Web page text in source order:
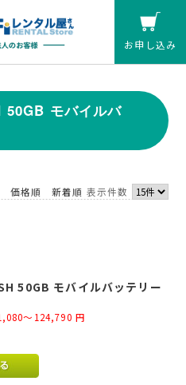
お申し込み
まマイページ
トカード払い)
込み
モバイルバ
価格順
新着順 表示件数
50GB モバイルバッテリー
～124,790 円